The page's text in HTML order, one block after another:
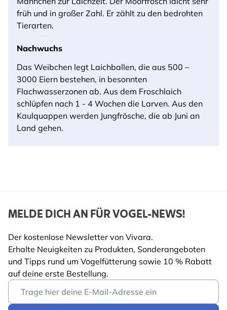
früh und in großer Zahl. Er zählt zu den bedrohten
Tierarten.
Nachwuchs
Das Weibchen legt Laichballen, die aus 500 –
3000 Eiern bestehen, in besonnten
Flachwasserzonen ab. Aus dem Froschlaich
schlüpfen nach 1 - 4 Wochen die Larven. Aus den
Kaulquappen werden Jungfrösche, die ab Juni an
Land gehen.
MELDE DICH AN FÜR VOGEL-NEWS!
Der kostenlose Newsletter von Vivara.
Erhalte Neuigkeiten zu Produkten, Sonderangeboten
und Tipps rund um Vogelfütterung sowie 10 % Rabatt
auf deine erste Bestellung.
Email Address